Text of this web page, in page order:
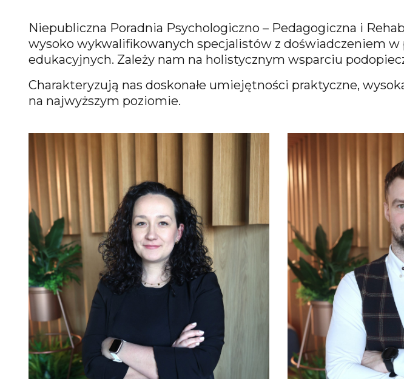
Niepubliczna Poradnia Psychologiczno – Pedagogiczna i
wysoko wykwalifikowanych specjalistów z doświadczeniem w
edukacyjnych. Zależy nam na holistycznym wsparciu
Charakteryzują nas doskonałe umiejętności praktyczne,
na najwyższym poziomie.